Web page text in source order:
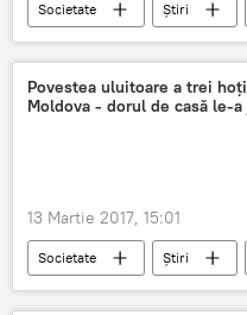
Societate Știri
Moldova
sancțiuni
grădinițe
amenzi
Ministerul Sănătății
Povestea uluitoare a trei
Moldova - dorul de casă le-
13 Martie 2017, 15:01
Societate Știri
Trei moldoveni